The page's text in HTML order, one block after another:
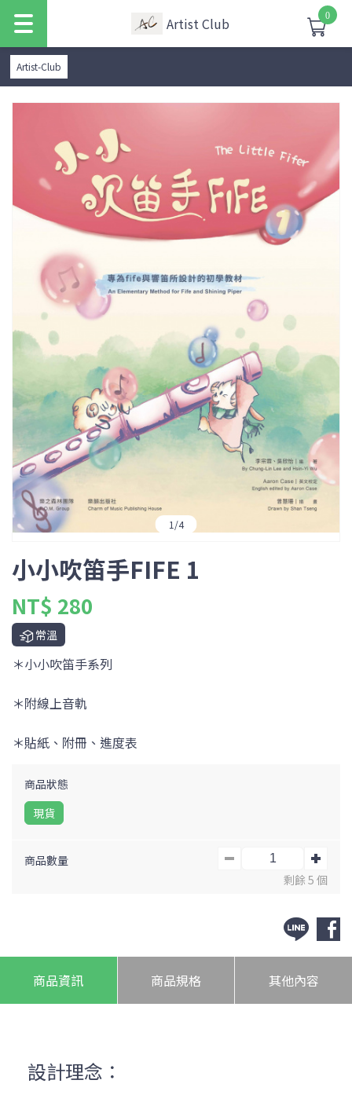
Artist Club 0
Artist-Club
1 /4
小小吹笛手FIFE 1
NT$ 280
常溫
＊小小吹笛手系列
＊附線上音軌
＊貼紙、附冊、進度表
商品狀態
現貨
商品數量
剩餘 5 個
商品資訊 商品規格 其他內容
設計理念：